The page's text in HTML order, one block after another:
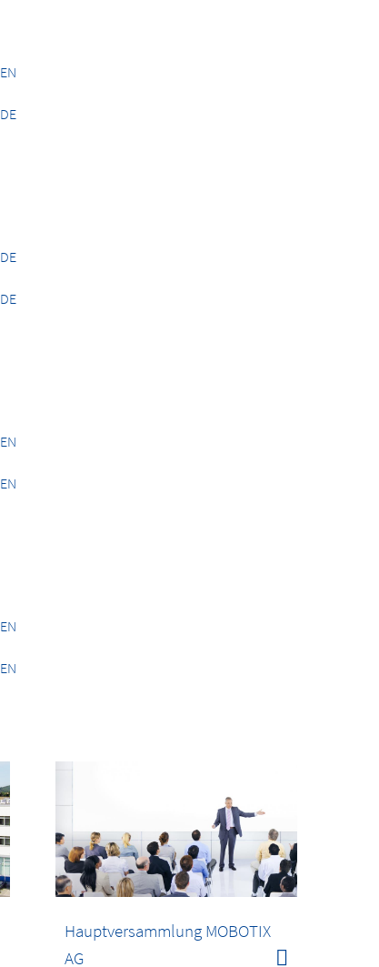
EN
DE
DE
DE
EN
EN
EN
EN
Hauptversammlung MOBOTIX
AG